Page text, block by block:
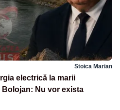
Stoica Marian
electrică la marii
Nu vor exista